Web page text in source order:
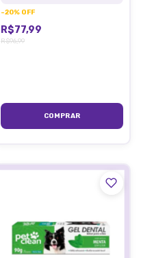
-20% OFF
R$77,99
R$96,99